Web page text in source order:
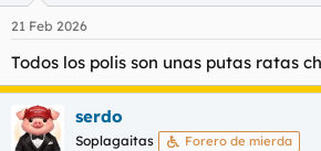
21 Feb 2026
Todos los polis son unas putas ratas
serdo
Soplagaitas Forero de mierda